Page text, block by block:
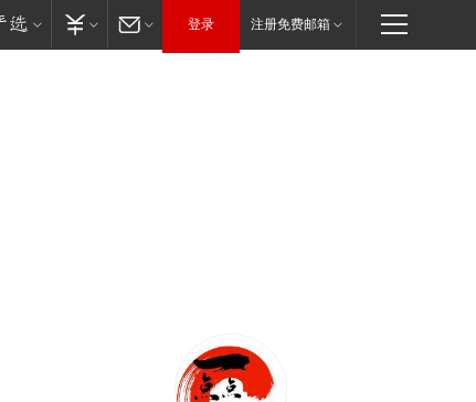
登录 注册免费邮箱